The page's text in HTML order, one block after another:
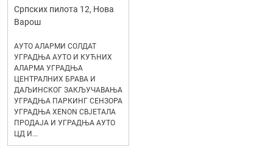
Српских пилота 12, Нова
Варош
АУТО АЛАРМИ СОЛДАТ
УГРАДЊА АУТО И КУЋНИХ
АЛАРМА УГРАДЊА
ЦЕНТРАЛНИХ БРАВА И
ДАЉИНСКОГ ЗАКЉУЧАВАЊА
УГРАДЊА ПАРКИНГ СЕНЗОРА
УГРАДЊА XENON СВЈЕТАЛА
ПРОДАЈА И УГРАДЊА АУТО
ЦД И...